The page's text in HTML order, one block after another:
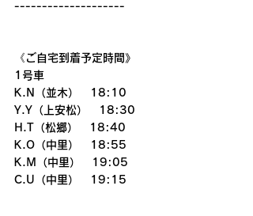
--------------------
《ご自宅到着予定時間》
1号車
K.N（並木）　18:10
Y.Y（上安松）　18:30
H.T（松郷）　18:40
K.O（中里）　18:55
K.M（中里）　19:05
C.U（中里）　19:15